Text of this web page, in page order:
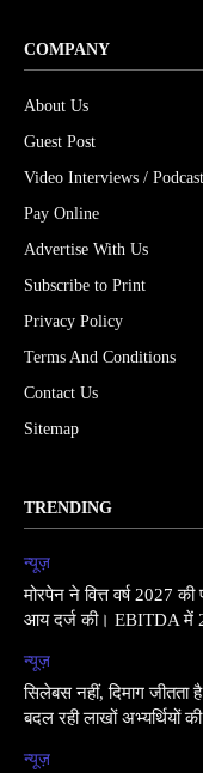
COMPANY
About Us
Guest Post
Video Interviews /
Pay Online
Advertise With Us
Subscribe to Print
Privacy Policy
Terms And Conditions
Contact Us
Sitemap
TRENDING
न्यूज़
मोरपेन ने वित्त वर्ष 2027
आय दर्ज की। EBITDA में
न्यूज़
सिलेबस नहीं, दिमाग जीतता
बदल रही लाखों अभ्यर्थियों
न्यूज़